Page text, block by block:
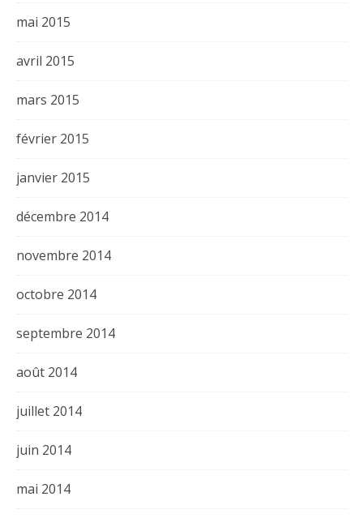
mai 2015
avril 2015
mars 2015
février 2015
janvier 2015
décembre 2014
novembre 2014
octobre 2014
septembre 2014
août 2014
juillet 2014
juin 2014
mai 2014